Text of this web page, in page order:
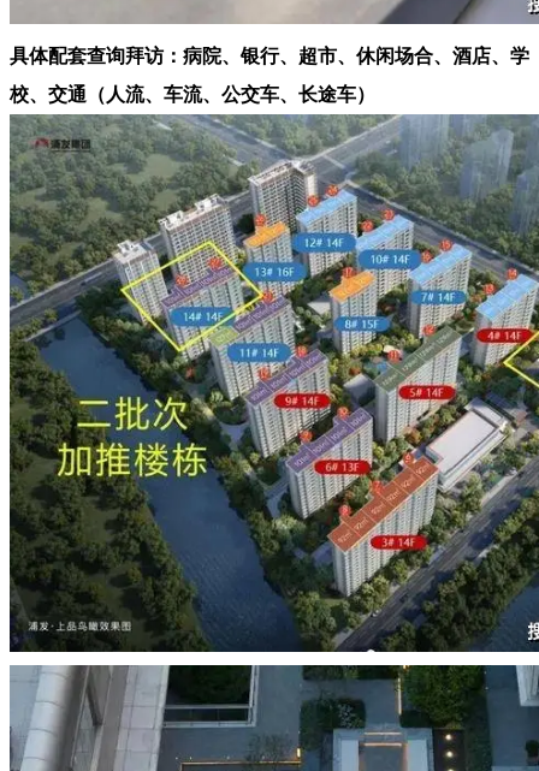
具体配套查询拜访：病院、银行、超市、休闲场合、酒店、学
校、交通（人流、车流、公交车、长途车）